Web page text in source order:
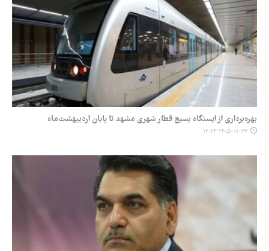
بهره‌برداری از ایستگاه بسیج قطار شهری مشهد تا پایان اردیبهشت‌ماه
۱۴۰۵-۰۱-۲۷ ۱۲:۲۴